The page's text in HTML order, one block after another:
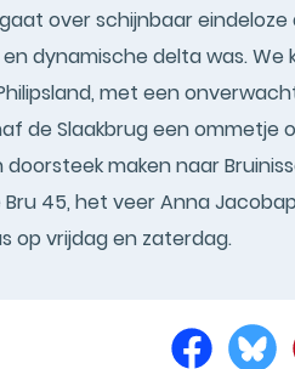
over schijnbaar
dynamische delta was. We
met een
de Slaakbrug een ommetje
doorsteek maken naar
45, het veer Anna
op vrijdag en zaterdag.